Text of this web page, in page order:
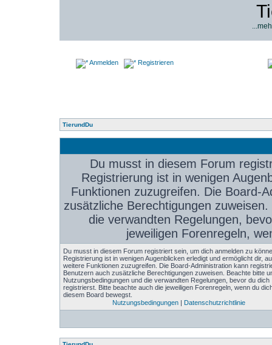
Anmelden Registrieren
TierundDu
Du musst in diesem Forum
Registrierung ist in wenigen
Funktionen zuzugreifen. Die Board-
zusätzliche Berechtigungen
die verwandten Regelungen,
jeweiligen Forenregeln,
Du musst in diesem Forum registriert sein, um dich anmelden zu
Registrierung ist in wenigen Augenblicken erledigt und ermöglicht dir,
weitere Funktionen zuzugreifen. Die Board-Administration kann
Benutzern auch zusätzliche Berechtigungen zuweisen. Beachte bitte
Nutzungsbedingungen und die verwandten Regelungen, bevor du dich
registrierst. Bitte beachte auch die jeweiligen Forenregeln, wenn du
diesem Board bewegst.
Nutzungsbedingungen| Datenschutzrichtlinie